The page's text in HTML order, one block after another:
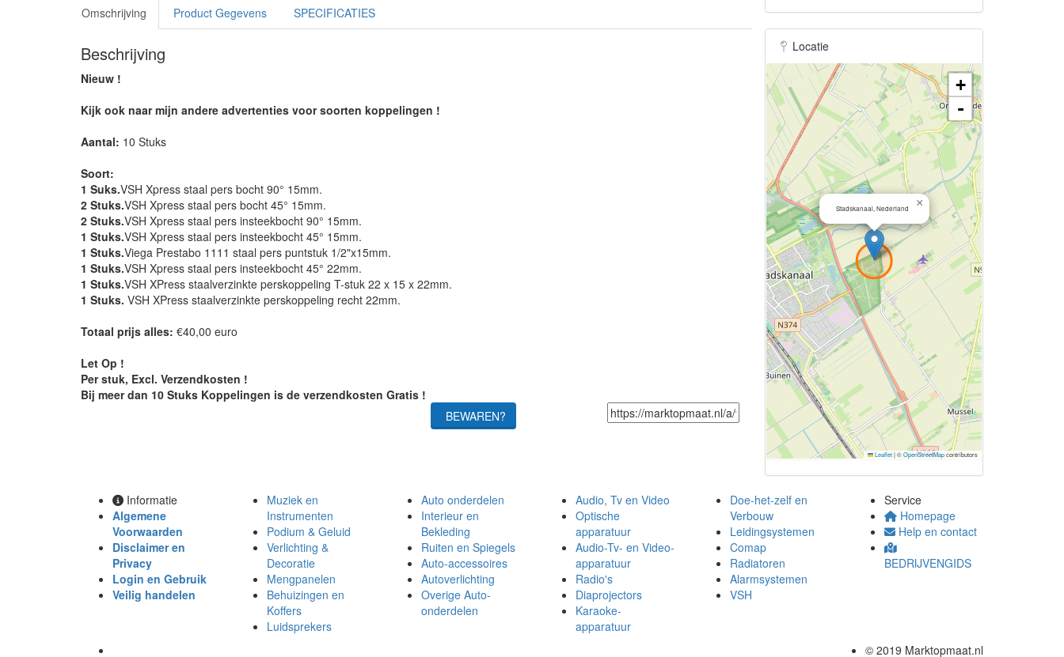
Omschrijving Product Gegevens SPECIFICATIES
Beschrijving
Nieuw !
Kijk ook naar mijn andere advertenties voor soorten koppelingen !
Aantal: 10 Stuks
Soort:
1 Suks.VSH Xpress staal pers bocht 90° 15mm.
2 Stuks.VSH Xpress staal pers bocht 45° 15mm.
2 Stuks.VSH Xpress staal pers insteekbocht 90° 15mm.
1 Stuks.VSH Xpress staal pers insteekbocht 45° 15mm.
1 Stuks.Viega Prestabo 1111 staal pers puntstuk 1/2"x15mm.
1 Stuks.VSH Xpress staal pers insteekbocht 45° 22mm.
1 Stuks.VSH XPress staalverzinkte perskoppeling T-stuk 22 x 15 x 22mm.
1 Stuks. VSH XPress staalverzinkte perskoppeling recht 22mm.
Totaal prijs alles: €40,00 euro
Let Op !
Per stuk, Excl. Verzendkosten !
Bij meer dan 10 Stuks Koppelingen is de verzendkosten Gratis !
BEWAREN?
Locatie
Stadskanaal, Nederland ×
+
-
Leaflet|©OpenStreetMapcontributors
Informatie
Algemene
Voorwaarden
Disclaimer en
Privacy
Login en Gebruik
Veilig handelen
Muziek en
Instrumenten
Podium & Geluid
Verlichting &
Decoratie
Mengpanelen
Behuizingen en
Koffers
Luidsprekers
Auto onderdelen
Interieur en
Bekleding
Ruiten en Spiegels
Auto-accessoires
Autoverlichting
Overige Auto-
onderdelen
Audio, Tv en Video
Optische
apparatuur
Audio-Tv- en Video-
apparatuur
Radio's
Diaprojectors
Karaoke-
apparatuur
Doe-het-zelf en
Verbouw
Leidingsystemen
Comap
Radiatoren
Alarmsystemen
VSH
Service
Homepage
Help en contact
BEDRIJVENGIDS
© 2019 Marktopmaat.nl